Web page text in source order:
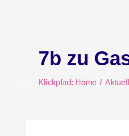
7b zu
Klickpfad: Home